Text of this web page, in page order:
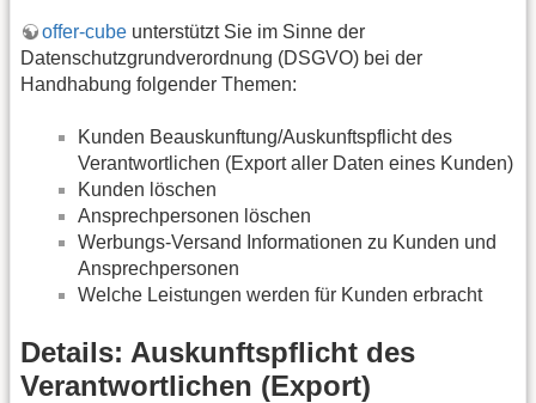
offer-cube unterstützt Sie im Sinne der
Datenschutzgrundverordnung (DSGVO) bei der
Handhabung folgender Themen:
Kunden Beauskunftung/Auskunftspflicht des
Verantwortlichen (Export aller Daten eines Kunden)
Kunden löschen
Ansprechpersonen löschen
Werbungs-Versand Informationen zu Kunden und
Ansprechpersonen
Welche Leistungen werden für Kunden erbracht
Details: Auskunftspflicht des
Verantwortlichen (Export)